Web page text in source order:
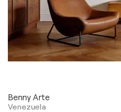
Benny Arte
Venezuela